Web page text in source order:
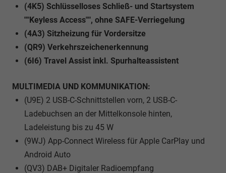
(4K5) Schlüsselloses Schließ- und Startsystem
""Keyless Access"", ohne SAFE-Verriegelung
(4A3) Sitzheizung für Vordersitze
(QR9) Verkehrszeichenerkennung
(6I6) Travel Assist inkl. Spurhalteassistent
MULTIMEDIA UND KOMMUNIKATION:
(U9E) 2 USB-C-Schnittstellen vorn, 2 USB-C-
Ladebuchsen an der Mittelkonsole hinten,
Ladeleistung bis zu 45 W
(9WJ) App-Connect Wireless für Apple CarPlay und
Android Auto
(QV3) DAB+ Digitaler Radioempfang